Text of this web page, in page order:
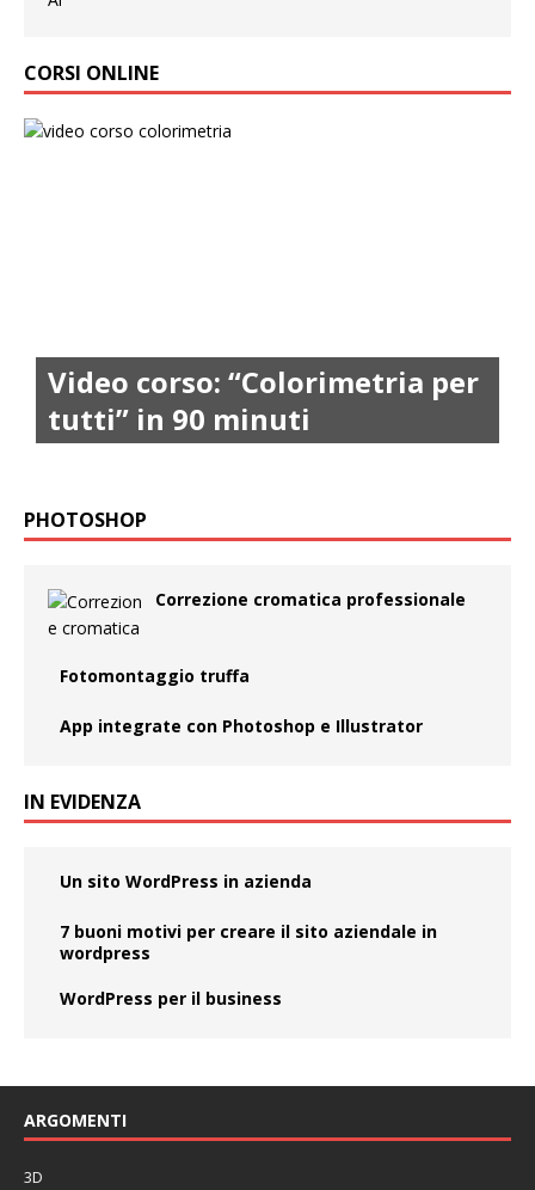
CORSI ONLINE
Video corso: “Colorimetria per
tutti” in 90 minuti
PHOTOSHOP
Correzione cromatica professionale
Fotomontaggio truffa
App integrate con Photoshop e Illustrator
IN EVIDENZA
Un sito WordPress in azienda
7 buoni motivi per creare il sito aziendale in
wordpress
WordPress per il business
ARGOMENTI
3D